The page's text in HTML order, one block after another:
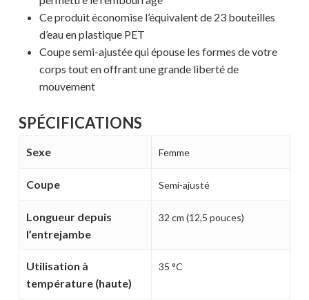
Votre panier est vide.
MAGASINER EN LIGNE
Ce produit économise l’équivalent de 23 bouteilles
d’eau en plastique PET
Coupe semi-ajustée qui épouse les formes de votre
corps tout en offrant une grande liberté de
mouvement
SPÉCIFICATIONS
Sexe Femme
Coupe Semi-ajusté
Longueur depuis
l’entrejambe
32 cm (12,5 pouces)
Utilisation à
température (haute)
35 °C